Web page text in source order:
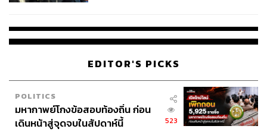
EDITOR'S PICKS
POLITICS
มหากาพย์โกงข้อสอบท้องถิ่น ก่อน
เดินหน้าสู่จุดจบในสัปดาห์นี้
523